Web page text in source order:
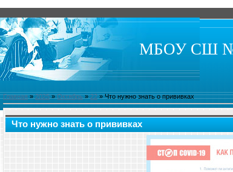
МБОУ СШ №9
Главная»2025 » Октябрь » 22» Что нужно знать о прививках
Что нужно знать о прививках